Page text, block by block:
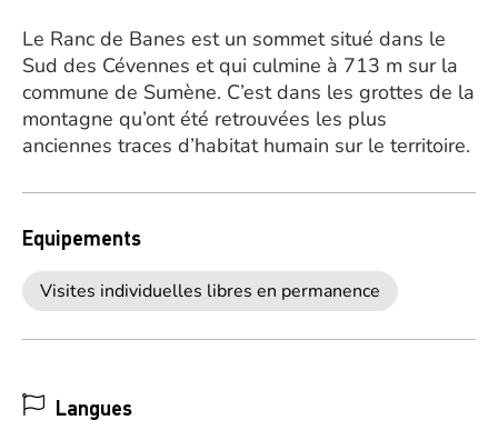
Le Ranc de Banes est un sommet situé dans le
Sud des Cévennes et qui culmine à 713 m sur la
commune de Sumène. C’est dans les grottes de la
montagne qu’ont été retrouvées les plus
anciennes traces d’habitat humain sur le territoire.
Equipements
Visites individuelles libres en permanence
Langues